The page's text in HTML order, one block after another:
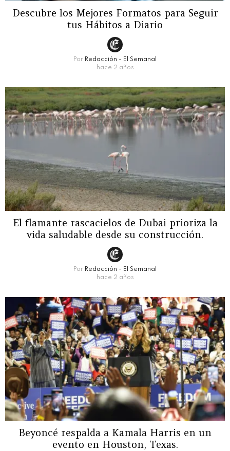
Descubre los Mejores Formatos para Seguir
tus Hábitos a Diario
Por Redacción - El Semanal
hace 2 años
El flamante rascacielos de Dubai prioriza la
vida saludable desde su construcción.
Por Redacción - El Semanal
hace 2 años
Beyoncé respalda a Kamala Harris en un
evento en Houston, Texas.